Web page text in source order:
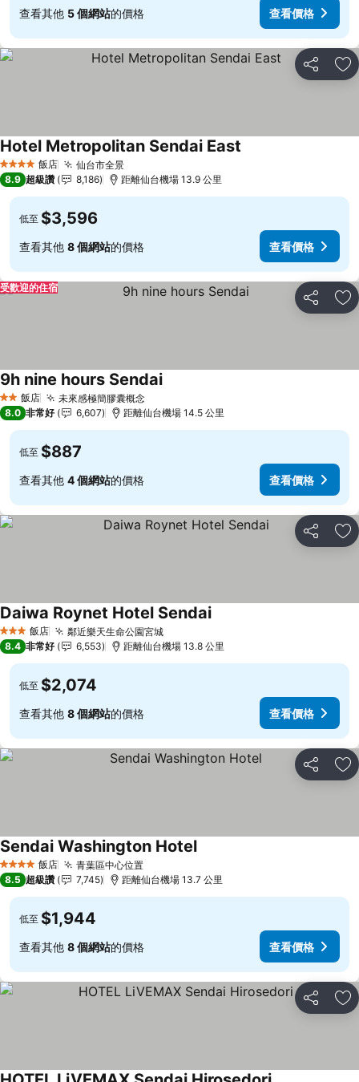
查看其他 5 個網站的價格 查看價格
分享 加
4 星級 飯店 仙台市全景查看價格
Hotel Metropolitan Sendai East
8.9 超級讚 8,186 距離仙台機場 13.9 公里
低至 $3,596
查看其他 8 個網站的價格 查看價格
分享 加
受歡迎的住宿
2 星級飯店 未來感極簡膠囊概念查看價格
9h nine hours Sendai查看價格
8.0 非常好 6,607 距離仙台機場 14.5 公里
低至 $887
查看其他 4 個網站的價格 查看價格
分享 加
3 星級 飯店 鄰近樂天生命公園宮城查看價格
Daiwa Roynet Hotel Sendai查看價格
8.4 非常好 6,553 距離仙台機場 13.8 公里
低至 $2,074
查看其他 8 個網站的價格 查看價格
分享 加
4 星級 飯店 青葉區中心位置查看價格
Sendai Washington Hotel查看價格
8.5 超級讚 7,745 距離仙台機場 13.7 公里
低至 $1,944
查看其他 8 個網站的價格 查看價格
分享 加